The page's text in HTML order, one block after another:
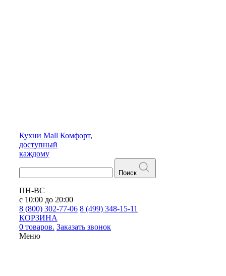
Кухни Mall Комфорт,
доступный
каждому
Поиск
ПН-ВС
с 10:00 до 20:00
8 (800) 302-77-06 8 (499) 348-15-11
КОРЗИНА
0 товаров. Заказать звонок
Меню